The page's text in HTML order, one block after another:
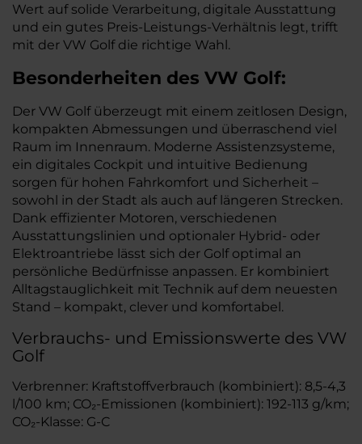
Wert auf solide Verarbeitung, digitale Ausstattung
und ein gutes Preis-Leistungs-Verhältnis legt, trifft
mit der VW Golf die richtige Wahl.
Besonderheiten des VW Golf:
Der VW Golf überzeugt mit einem zeitlosen Design,
kompakten Abmessungen und überraschend viel
Raum im Innenraum. Moderne Assistenzsysteme,
ein digitales Cockpit und intuitive Bedienung
sorgen für hohen Fahrkomfort und Sicherheit –
sowohl in der Stadt als auch auf längeren Strecken.
Dank effizienter Motoren, verschiedenen
Ausstattungslinien und optionaler Hybrid- oder
Elektroantriebe lässt sich der Golf optimal an
persönliche Bedürfnisse anpassen. Er kombiniert
Alltagstauglichkeit mit Technik auf dem neuesten
Stand – kompakt, clever und komfortabel.
Verbrauchs- und Emissionswerte des VW
Golf
Verbrenner: Kraftstoffverbrauch (kombiniert): 8,5-4,3
l/100 km; CO₂-Emissionen (kombiniert): 192-113 g/km;
CO₂-Klasse: G-C